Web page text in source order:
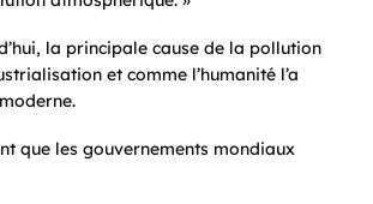
la principale cause de la pollution
et comme l’humanité l’a
que les gouvernements mondiaux